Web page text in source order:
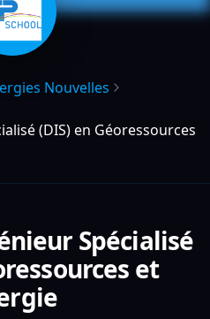
Nouvelles
(DIS) en Géoressources
Spécialisé
et